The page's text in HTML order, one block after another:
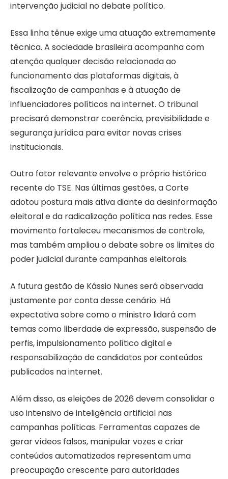
intervenção judicial no debate político.
Essa linha tênue exige uma atuação extremamente
técnica. A sociedade brasileira acompanha com
atenção qualquer decisão relacionada ao
funcionamento das plataformas digitais, à
fiscalização de campanhas e à atuação de
influenciadores políticos na internet. O tribunal
precisará demonstrar coerência, previsibilidade e
segurança jurídica para evitar novas crises
institucionais.
Outro fator relevante envolve o próprio histórico
recente do TSE. Nas últimas gestões, a Corte
adotou postura mais ativa diante da desinformação
eleitoral e da radicalização política nas redes. Esse
movimento fortaleceu mecanismos de controle,
mas também ampliou o debate sobre os limites do
poder judicial durante campanhas eleitorais.
A futura gestão de Kássio Nunes será observada
justamente por conta desse cenário. Há
expectativa sobre como o ministro lidará com
temas como liberdade de expressão, suspensão de
perfis, impulsionamento político digital e
responsabilização de candidatos por conteúdos
publicados na internet.
Além disso, as eleições de 2026 devem consolidar o
uso intensivo de inteligência artificial nas
campanhas políticas. Ferramentas capazes de
gerar vídeos falsos, manipular vozes e criar
conteúdos automatizados representam uma
preocupação crescente para autoridades